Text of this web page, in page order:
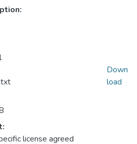
license agreed
Down
load